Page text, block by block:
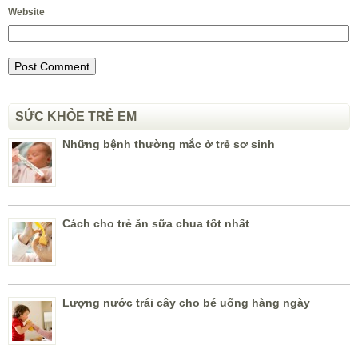
Website
SỨC KHỎE TRẺ EM
Những bệnh thường mắc ở trẻ sơ sinh
Cách cho trẻ ăn sữa chua tốt nhất
Lượng nước trái cây cho bé uống hàng ngày